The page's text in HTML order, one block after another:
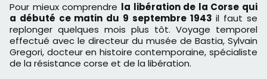
Pour mieux comprendre la libération de la Corse qui
a débuté ce matin du 9 septembre 1943 il faut se
replonger quelques mois plus tôt. Voyage temporel
effectué avec le directeur du musée de Bastia, Sylvain
Gregori, docteur en histoire contemporaine, spécialiste
de la résistance corse et de la libération.